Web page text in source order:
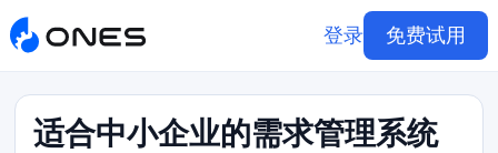
登录 免费试用
适合中小企业的需求管理系统